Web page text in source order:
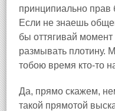
принципиально прав
Если не знаешь
бы оттягивай
размывать плотину.
тобою время кто‑то
Да, прямо скажем,
такой прямотой